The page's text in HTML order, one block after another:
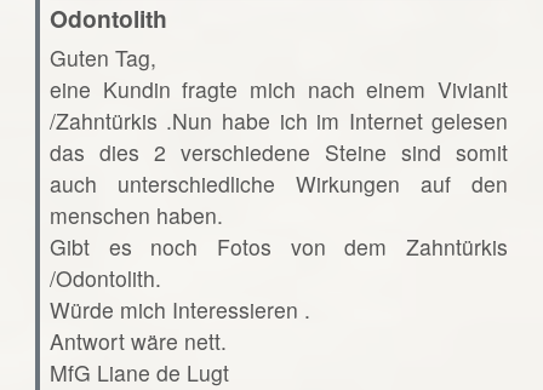
Odontolith
Guten Tag,
eine Kundin fragte mich nach einem Vivianit
/Zahntürkis .Nun habe ich im Internet gelesen
das dies 2 verschiedene Steine sind somit
auch unterschiedliche Wirkungen auf den
menschen haben.
Gibt es noch Fotos von dem Zahntürkis
/Odontolith.
Würde mich Interessieren .
Antwort wäre nett.
MfG Liane de Lugt